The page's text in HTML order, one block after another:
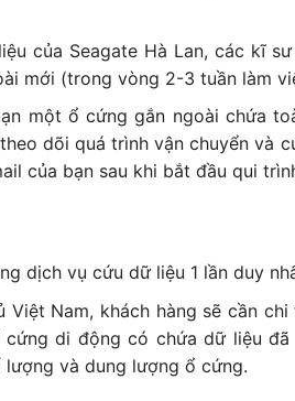
của Seagate Hà Lan, các kĩ
mới (trong vòng 2-3 tuần làm
một ổ cứng gắn ngoài chứa
dõi quá trình vận chuyển và
của bạn sau khi bắt đầu qui
dịch vụ cứu dữ liệu 1 lần duy
Việt Nam, khách hàng sẽ cần
di động có chứa dữ liệu
và dung lượng ổ cứng.